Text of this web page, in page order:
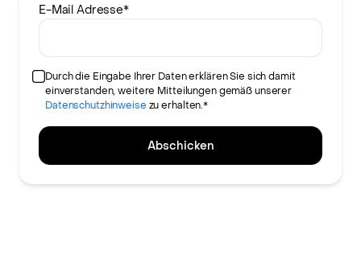
E-Mail Adresse*
Durch die Eingabe Ihrer Daten erklären Sie sich damit
einverstanden, weitere Mitteilungen gemäß unserer
Datenschutzhinweise zu erhalten.*
Abschicken